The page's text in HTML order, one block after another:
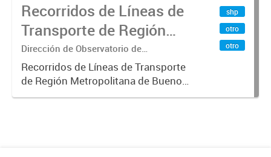
Recorridos de Líneas de
Transporte de Región
Metropolitana de
Buenos Aires (RMBA)
Dirección de Observatorio de
Transporte, Estudio y Sistemas
Recorridos de Líneas de Transporte
de Región Metropolitana de Buenos
Aires (RMBA).-
shp
otro
otro